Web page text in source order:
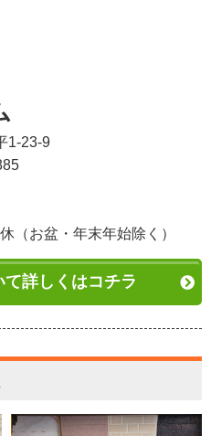
1-23-9
（お盆・年末年始除く）
詳しくはコチラ